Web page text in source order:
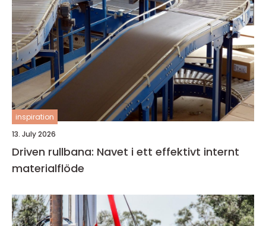
inspiration
13. July 2026
Driven rullbana: Navet i ett effektivt internt
materialflöde